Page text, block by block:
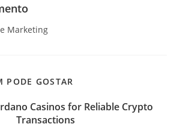
Marketing
PODE GOSTAR
Casinos for Reliable Crypto
Transactions